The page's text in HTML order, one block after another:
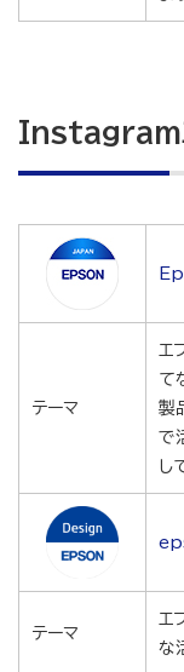
Instagram
テーマ
エ
て
製
で
し
テーマ
エ
な